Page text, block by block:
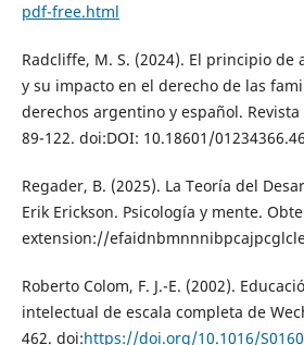
pdf-free.html
Radcliffe, M. S. (2024). El principio de
y su impacto en el derecho de las
derechos argentino y español.
89-122. doi:DOI: 10.18601/
Regader, B. (2025). La Teoría del
Erik Erickson. Psicología y mente.
extension://
Roberto Colom, F. J.-E. (2002).
intelectual de escala completa de
462. doi:https://doi.org/10.1016/